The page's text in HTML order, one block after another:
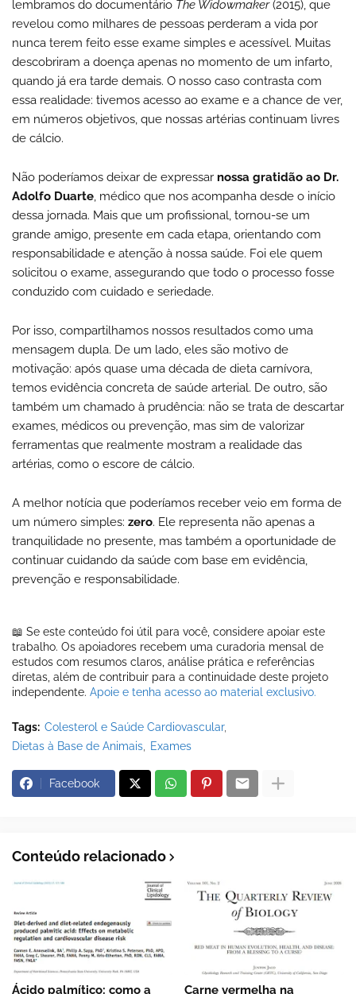
lembramos do documentário The Widowmaker(2015), que
revelou como milhares de pessoas perderam a vida por
nunca terem feito esse exame simples e acessível. Muitas
descobriram a doença apenas no momento de um infarto,
quando já era tarde demais. O nosso caso contrasta com
essa realidade: tivemos acesso ao exame e a chance de ver,
em números objetivos, que nossas artérias continuam livres
de cálcio.
Não poderíamos deixar de expressar nossa gratidão ao Dr.
Adolfo Duarte, médico que nos acompanha desde o início
dessa jornada. Mais que um profissional, tornou-se um
grande amigo, presente em cada etapa, orientando com
responsabilidade e atenção à nossa saúde. Foi ele quem
solicitou o exame, assegurando que todo o processo fosse
conduzido com cuidado e seriedade.
Por isso, compartilhamos nossos resultados como uma
mensagem dupla. De um lado, eles são motivo de
motivação: após quase uma década de dieta carnívora,
temos evidência concreta de saúde arterial. De outro, são
também um chamado à prudência: não se trata de descartar
exames, médicos ou prevenção, mas sim de valorizar
ferramentas que realmente mostram a realidade das
artérias, como o escore de cálcio.
A melhor notícia que poderíamos receber veio em forma de
um número simples: zero. Ele representa não apenas a
tranquilidade no presente, mas também a oportunidade de
continuar cuidando da saúde com base em evidência,
prevenção e responsabilidade.
📖 Se este conteúdo foi útil para você, considere apoiar este
trabalho. Os apoiadores recebem uma curadoria mensal de
estudos com resumos claros, análise prática e referências
diretas, além de contribuir para a continuidade deste projeto
independente. Apoie e tenha acesso ao material exclusivo.
Tags: Colesterol e Saúde Cardiovascular
Dietas à Base de Animais
Exames
Facebook
Conteúdo relacionado
Ácido palmítico: como a
Carne vermelha na